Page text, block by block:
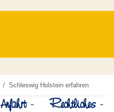
Schleswig Holstein erfahren
Anfahrt - Rechtliches -